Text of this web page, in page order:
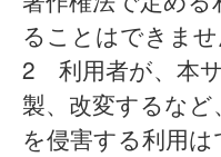
ることはできませ
2 利用者が、本
製、改変するな
を侵害する利用は